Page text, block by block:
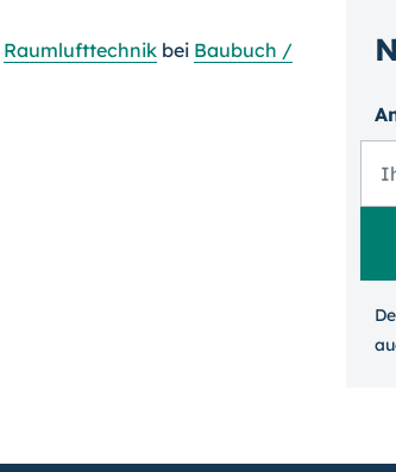
Raumlufttechnik bei Baubuch /